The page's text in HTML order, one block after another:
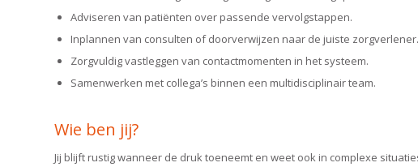
Adviseren van patiënten over passende vervolgstappen.
Inplannen van consulten of doorverwijzen naar de juiste zorgverlener.
Zorgvuldig vastleggen van contactmomenten in het systeem.
Samenwerken met collega’s binnen een multidisciplinair team.
Wie ben jij?
Jij blijft rustig wanneer de druk toeneemt en weet ook in complexe